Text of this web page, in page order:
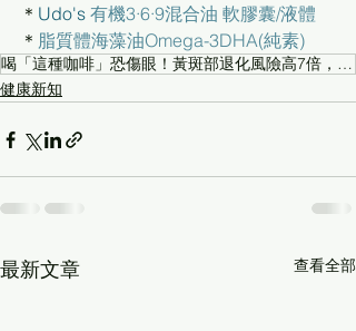
＊ Udo's 有機3·6·9混合油 軟膠囊/液體
＊ 脂質體海藻油Omega-3DHA(純素)
喝「這種咖啡」恐傷眼！黃斑部退化風險高7倍，研究曝：改喝它提神又護腦
健康新知
最新文章 查看全部